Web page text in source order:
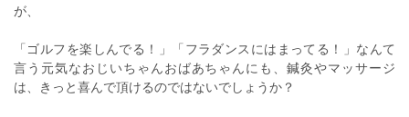
が、
「ゴルフを楽しんでる！」「フラダンスにはまってる！」なんて
言う元気なおじいちゃんおばあちゃんにも、鍼灸やマッサージ
は、きっと喜んで頂けるのではないでしょうか？